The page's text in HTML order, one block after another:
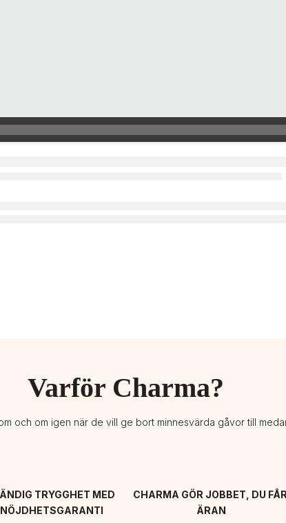
Varför Charma?
och om igen när de vill ge bort minnesvärda gåvor till
TRYGGHET MED
CHARMA GÖR JOBBET, DU FÅR
ÄRAN